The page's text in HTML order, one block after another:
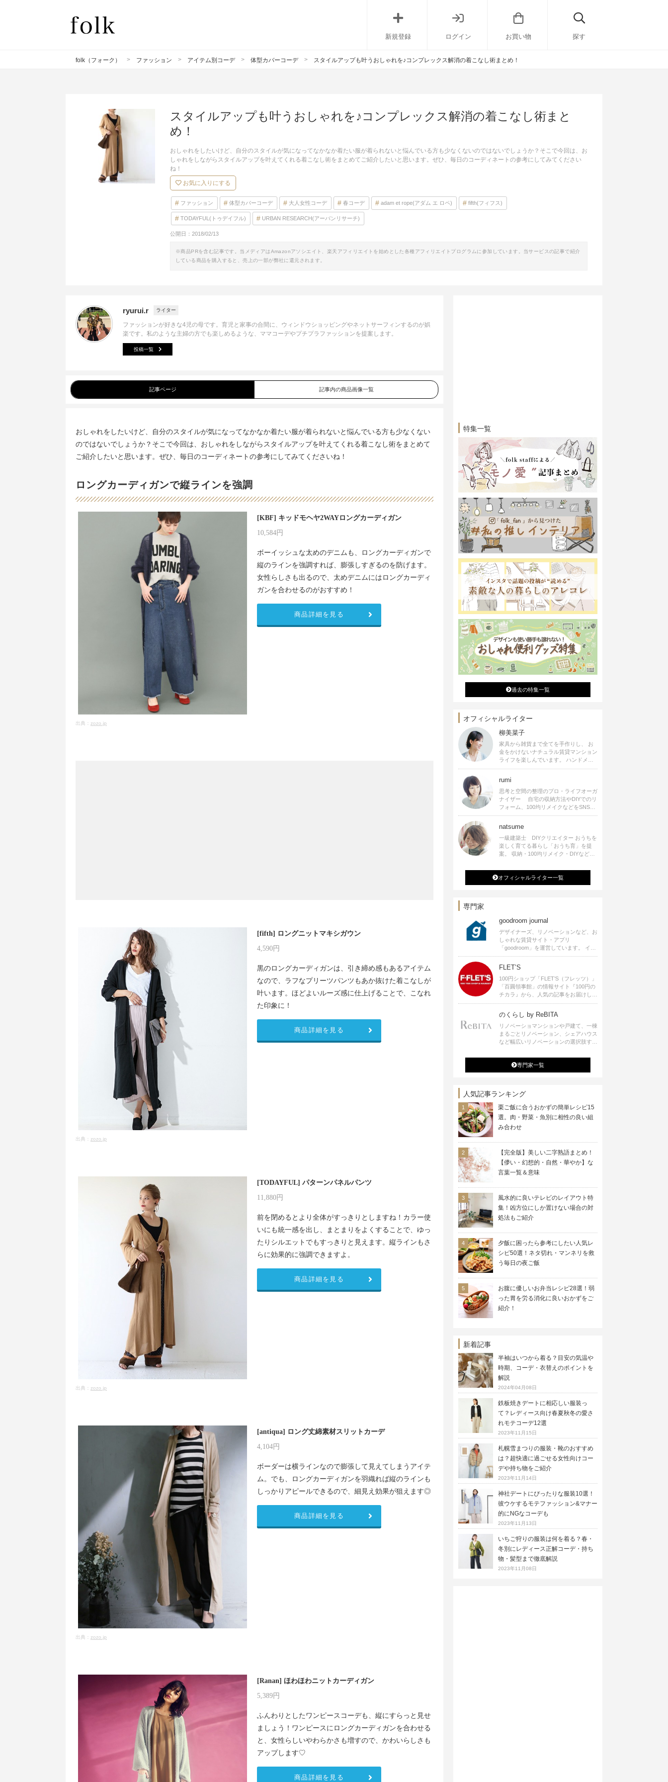
新規登録 ログイン お買い物 探す
folk（フォーク） ファッション アイテム別コーデ 体型カバーコーデ スタイルアップも叶うおしゃれを♪コンプレックス解消の着こなし術まとめ！
スタイルアップも叶うおしゃれを♪コンプレックス解消の着こなし術まと
め！
おしゃれをしたいけど、自分のスタイルが気になってなかなか着たい服が着られないと悩んでいる方も少なくないのではないでしょうか？そこで今回は、お
しゃれをしながらスタイルアップを叶えてくれる着こなし術をまとめてご紹介したいと思います。ぜひ、毎日のコーディネートの参考にしてみてください
ね！
お気に入りにする
ファッション 体型カバーコーデ 大人女性コーデ 春コーデ adam et rope(アダム エ ロペ) fifth(フィフス)
TODAYFUL(トゥデイフル) URBAN RESEARCH(アーバンリサーチ)
公開日： 2018/02/13
※商品PRを含む記事です。当メディアはAmazonアソシエイト、楽天アフィリエイトを始めとした各種アフィリエイトプログラムに参加しています。当サービスの記事で紹介
している商品を購入すると、売上の一部が弊社に還元されます。
ryurui.r ライター
ファッションが好きな4児の母です。育児と家事の合間に、ウィンドウショッピングやネットサーフィンするのが娯
楽です。私のような主婦の方でも楽しめるような、ママコーデやプチプラファッションを提案します。
投稿一覧
記事ページ 記事内の商品画像一覧
おしゃれをしたいけど、自分のスタイルが気になってなかなか着たい服が着られないと悩んでいる方も少なくない
のではないでしょうか？そこで今回は、おしゃれをしながらスタイルアップを叶えてくれる着こなし術をまとめて
ご紹介したいと思います。ぜひ、毎日のコーディネートの参考にしてみてくださいね！
ロングカーディガンで縦ラインを強調
出典： zozo.jp
[KBF] キッドモヘヤ2WAYロングカーディガン
10,584円
ボーイッシュな太めのデニムも、ロングカーディガンで
縦のラインを強調すれば、膨張しすぎるのを防げます。
女性らしさも出るので、太めデニムにはロングカーディ
ガンを合わせるのがおすすめ！
商品詳細を見る
出典： zozo.jp
[fifth] ロングニットマキシガウン
4,590円
黒のロングカーディガンは、引き締め感もあるアイテム
なので、ラフなプリーツパンツもあか抜けた着こなしが
叶います。ほどよいルーズ感に仕上げることで、こなれ
た印象に！
商品詳細を見る
出典： zozo.jp
[TODAYFUL] パターンパネルパンツ
11,880円
前を閉めるとより全体がすっきりとしますね！カラー使
いにも統一感を出し、まとまりをよくすることで、ゆっ
たりシルエットでもすっきりと見えます。縦ラインもさ
らに効果的に強調できますよ。
商品詳細を見る
出典： zozo.jp
[antiqua] ロング丈綿素材スリットカーデ
4,104円
ボーダーは横ラインなので膨張して見えてしまうアイテ
ム。でも、ロングカーディガンを羽織れば縦のラインも
しっかりアピールできるので、細見え効果が狙えます◎
商品詳細を見る
[Ranan] ほわほわニットカーディガン
5,389円
ふんわりとしたワンピースコーデも、縦にすらっと見せ
ましょう！ワンピースにロングカーディガンを合わせる
と、女性らしいやわらかさも増すので、かわいらしさも
アップします♡
商品詳細を見る
特集一覧
過去の特集一覧
オフィシャルライター
柳美菜子
家具から雑貨まで全てを手作りし、 お
金をかけないナチュラル賃貸マンション
ライフを楽しんでいます。 ハンドメイ
ド雑貨やインテリアに関する著書も出
ます。
rumi
思考と空間の整理のプロ・ライフオーガ
ナイザー 自宅の収納方法やDIYでのリ
フォーム、100均リメイクなどをSNSで
公開中。 収納やリメイク、インテリア
シピ提供、店舗プロデュース 2016年９
月に宝島社より【Rumiのおうち時間を
楽しむインテリア】を出版しました。
natsume
一級建築士 DIYクリエイター おうちを
楽しく育てる暮らし「おうち育」を提
案。 収納・100均リメイク・DIYなどお
発信中。 著書 なつめさんちの新しい
のになつかしいアンティークな部屋つく
り 雑誌掲載・TV出演・コラム執筆・
オフィシャルライター一覧
専門家
goodroom journal
デザイナーズ、リノベーションなど、お
しゃれな賃貸サイト・アプリ
「goodroom」を運営しています。 イン
テリアや、ひとり暮らし、ふたり暮らし
のアイディアなど、賃貸でも自分らしい
暮らしを楽しむためのヒントをお届けし
ます。
FLET’S
100円ショップ「FLET’S（フレッツ）」
「百圓領事館」の情報サイト『100円の
チカラ』から、人気の記事をお届けしま
す。
のくらし by ReBITA
リノベーショマンションや戸建て、一棟
まるごとリノベーション、シェアハウス
など幅広いリノベーションの選択肢すべ
ジ・シェアスペースなど、「住む」だけ
ではなく「働く」「遊ぶ」「学ぶ」「旅
する」といった領域でも、暮らしや生き
専門家一覧
人気記事ランキング
栗ご飯に合うおかずの簡単レシピ15
選。肉・野菜・魚別に相性の良い組
み合わせ
【完全版】美しい二字熟語まとめ！
【儚い・幻想的・自然・華やか】な
言葉一覧＆意味
風水的に良いテレビのレイアウト特
集！凶方位にしか置けない場合の対
処法もご紹介
夕飯に困ったら参考にしたい人気レ
シピ50選！ネタ切れ・マンネリを救
う毎日の夜ご飯
お腹に優しいお弁当レシピ28選！弱
った胃を労る消化に良いおかずをご
紹介！
新着記事
半袖はいつから着る？目安の気温や
時期、コーデ・衣替えのポイントを
解説
2024年04月08日
鉄板焼きデートに相応しい服装っ
て？レディース向け春夏秋冬の愛さ
れモテコーデ12選
2023年11月15日
札幌雪まつりの服装・靴のおすすめ
は？超快適に過ごせる女性向けコー
デや持ち物をご紹介
2023年11月14日
神社デートにぴったりな服装10選！
彼ウケするモテファッション&マナー
的にNGなコーデも
2023年11月13日
いちご狩りの服装は何を着る？春・
冬別にレディース正解コーデ・持ち
物・髪型まで徹底解説
2023年11月08日